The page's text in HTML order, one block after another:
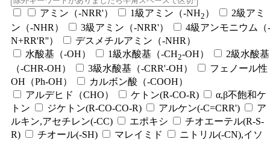
アミン（-NRR'） 1級アミン（-NH2 ）
2級アミ
ン（-NHR）
3級アミン（-NRR'）
4級アンモニウム（-
N+RR'R''）
デスメチルアミン（-NHR）
水酸基（-OH）
1級水酸基（-CH2-OH）
2級水酸基
（-CHR-OH）
3級水酸基（-CRR'-OH）
フェノール性
OH（Ph-OH）
カルボン酸（-COOH）
アルデヒド（CHO）
ケトン(R-CO-R)
α,β不飽和ケ
トン
ジケトン(R-CO-CO-R) アルケン(-C=CRR')
ア
ルキン,アセチレン(-CC)
エポキシ
チオエーテル(R-S-
R)
チオール(-SH) マレイミド
ニトリル(-CN),イソ